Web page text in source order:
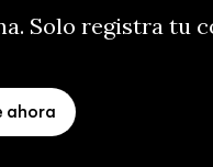
Solo registra tu
ahora